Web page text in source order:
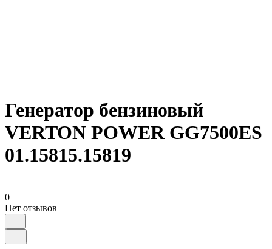
Генератор бензиновый
VERTON POWER GG7500ES
01.15815.15819
0
Нет отзывов